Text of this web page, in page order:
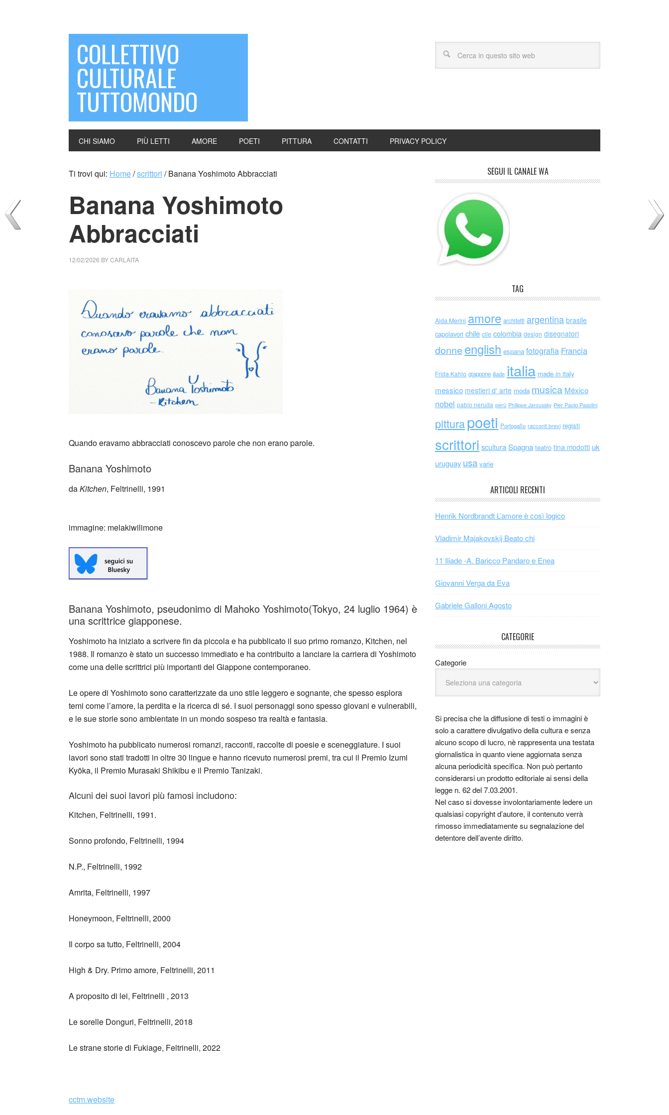
COLLETTIVO
CULTURALE
TUTTOMONDO
CHI SIAMO PIÙ LETTI AMORE POETI PITTURA CONTATTI PRIVACY POLICY
Ti trovi qui: Home/scrittori /Banana Yoshimoto Abbracciati
Banana Yoshimoto
Abbracciati
12/02/2026 BYCARLAITA
Quando eravamo abbracciati conoscevo parole che non erano parole.
Banana Yoshimoto
daKitchen, Feltrinelli, 1991
immagine: melakiwilimone
Banana Yoshimoto, pseudonimo di Mahoko Yoshimoto(Tokyo, 24 luglio 1964) è
una scrittrice giapponese.
Yoshimoto ha iniziato a scrivere fin da piccola e ha pubblicato il suo primo romanzo, Kitchen, nel
1988. Il romanzo è stato un successo immediato e ha contribuito a lanciare la carriera di Yoshimoto
come una delle scrittrici più importanti del Giappone contemporaneo.
Le opere di Yoshimoto sono caratterizzate da uno stile leggero e sognante, che spesso esplora
temi come l’amore, la perdita e la ricerca di sé. I suoi personaggi sono spesso giovani e vulnerabili,
e le sue storie sono ambientate in un mondo sospeso tra realtà e fantasia.
Yoshimoto ha pubblicato numerosi romanzi, racconti, raccolte di poesie e sceneggiature. I suoi
lavori sono stati tradotti in oltre 30 lingue e hanno ricevuto numerosi premi, tra cui il Premio Izumi
Kyōka, il Premio Murasaki Shikibu e il Premio Tanizaki.
Alcuni dei suoi lavori più famosi includono:
Kitchen, Feltrinelli, 1991.
Sonno profondo, Feltrinelli, 1994
N.P., Feltrinelli, 1992
Amrita, Feltrinelli, 1997
Honeymoon, Feltrinelli, 2000
Il corpo sa tutto, Feltrinelli, 2004
High & Dry. Primo amore, Feltrinelli, 2011
A proposito di lei, Feltrinelli , 2013
Le sorelle Donguri, Feltrinelli, 2018
Le strane storie di Fukiage, Feltrinelli, 2022
cctm.website
SEGUI IL CANALE WA
TAG
Alda Merini amore architetti argentina brasile
capolavori chile cile colombia design disegnatori
donne english espana fotografia Francia
Frida Kahlo giappone iliade italia made in italy
messico mestieri d' arte moda musica México
nobel pablo neruda perù Philippe Jaroussky Pier Paolo Pasolini
pitturapoeti Portogallo racconti brevi registi
scrittori scultura Spagna teatro tina modotti uk
uruguay usa varie
ARTICOLI RECENTI
Henrik Nordbrandt L’amore è così logico
Vladimir Majakovskij Beato chi
11 Iliade -A. Baricco Pandaro e Enea
Giovanni Verga da Eva
Gabriele Galloni Agosto
CATEGORIE
Categorie
Si precisa che la diffusione di testi o immagini è
solo a carattere divulgativo della cultura e senza
alcuno scopo di lucro, nè rappresenta una testata
giornalistica in quanto viene aggiornata senza
alcuna periodicità specifica. Non può pertanto
considerarsi un prodotto editoriale ai sensi della
legge n. 62 del 7.03.2001.
Nel caso si dovesse involontariamente ledere un
qualsiasi copyright d’autore, il contenuto verrà
rimosso immediatamente su segnalazione del
detentore dell’avente diritto.